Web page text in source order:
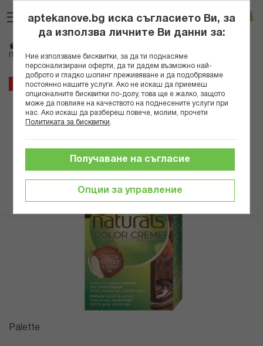
към
съдържанието
Вход
ПАЛЕТЕ БОЯ ЗА КОСА НАТУРАЛ 5-0 (600)
42%
Преминете
края
Преминете
Palette
aptekanove.bg иска съгласието Ви, за
да използва личните Ви данни за:
Ние използваме бисквитки, за да ти поднасяме
персонализирани оферти, да ти дадем възможно най-
доброто и гладко шопинг преживяване и да подобряваме
постоянно нашите услуги. Ако не искаш да приемеш
опционалните бисквитки по-долу, това ще е жалко, защото
може да повлияе на качеството на поднесените услуги при
нас. Ако искаш да разбереш повече, молим, прочети
Политиката за бисквитки
Опции за управление
Получаване на съгласие